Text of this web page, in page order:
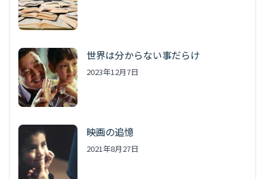
世界は分からない事だらけ
2023年12月7日
映画の追憶
2021年8月27日